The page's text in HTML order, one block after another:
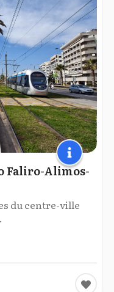
Faliro-Alimos-
du centre-ville